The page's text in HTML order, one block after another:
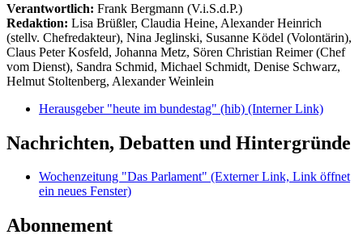
Verantwortlich: Frank Bergmann (V.i.S.d.P.)
Redaktion: Lisa Brüßler, Claudia Heine, Alexander Heinrich
(stellv. Chefredakteur), Nina Jeglinski, Susanne Ködel (Volontärin),
Claus Peter Kosfeld, Johanna Metz, Sören Christian Reimer (Chef
vom Dienst), Sandra Schmid, Michael Schmidt, Denise Schwarz,
Helmut Stoltenberg, Alexander Weinlein
Herausgeber "heute im bundestag" (hib) (Interner Link)
Nachrichten, Debatten und Hintergründe
Wochenzeitung "Das Parlament" (Externer Link, Link öffnet
ein neues Fenster)
Abonnement